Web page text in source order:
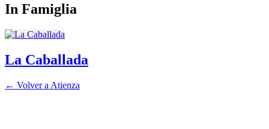
In Famiglia
La Caballada
← Volver a Atienza